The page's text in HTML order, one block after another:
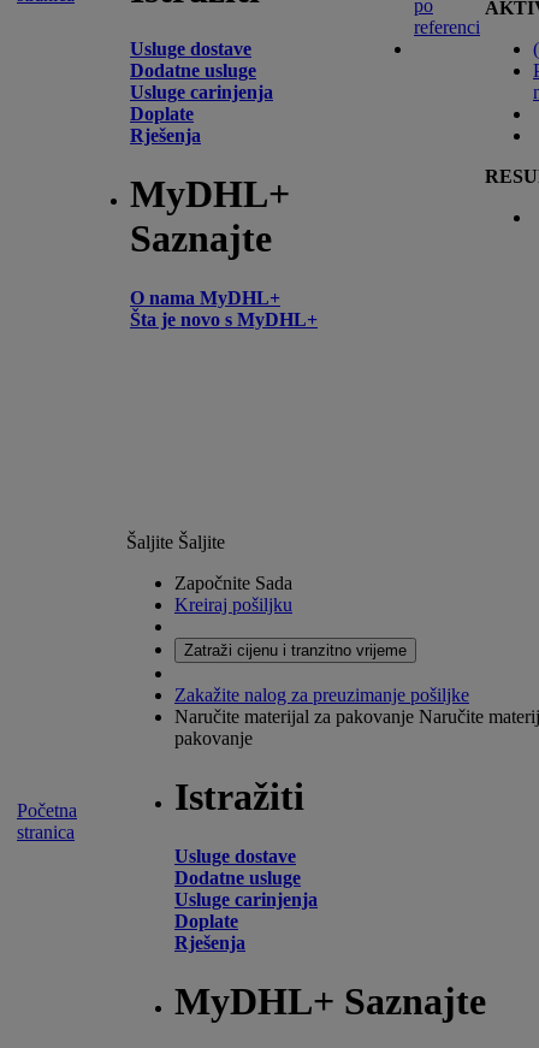
Usluge dostave
Dodatne usluge
Usluge carinjenja
Doplate
Rješenja
MyDHL+
Saznajte
O nama MyDHL+
Šta je novo s MyDHL+
po
referenci
(
Početna
stranica
Šaljite Šaljite
Započnite Sada
Kreiraj pošiljku
Zatraži cijenu i tranzitno vrijeme
Zakažite nalog za preuzimanje pošiljke
Naručite materijal za pakovanje Naručite
pakovanje
Istražiti
Usluge dostave
Dodatne usluge
Usluge carinjenja
Doplate
Rješenja
MyDHL+ Saznajte